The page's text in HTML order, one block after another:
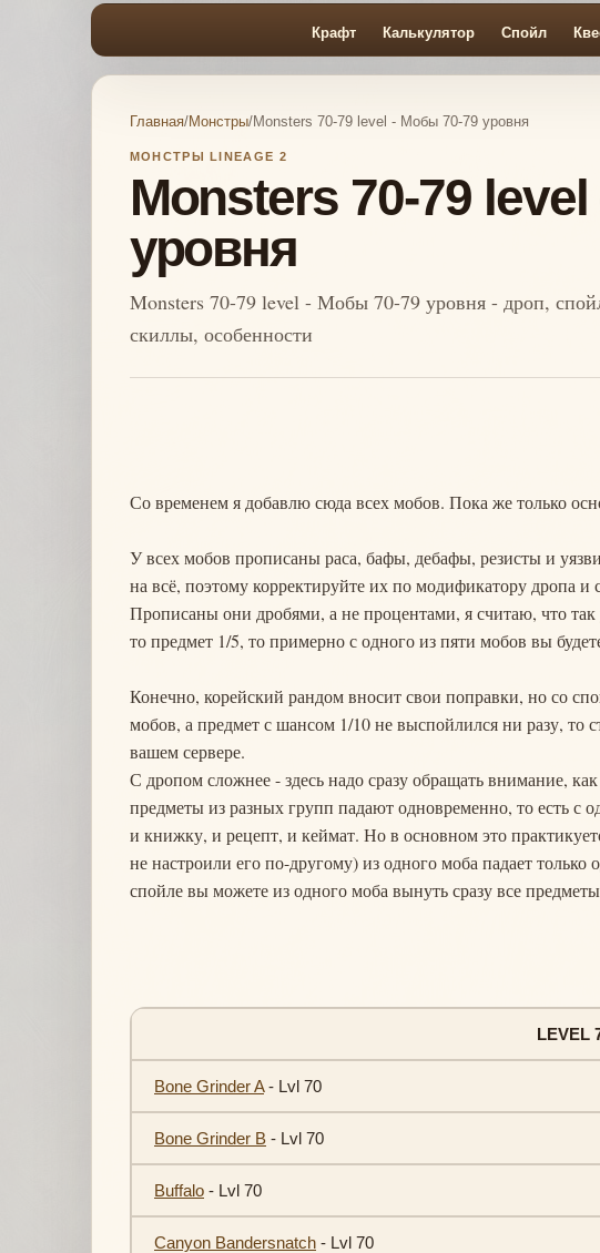
Крафт Калькулятор Спойл
Главная/Монстры/Monsters 70-79 level - Мобы 70-79 уровня
МОНСТРЫ LINEAGE 2
Monsters 70-79
уровня
Monsters 70-79 level - Мобы 70-79 уровня - дроп,
скиллы, особенности
Со временем я добавлю сюда всех мобов. Пока же только
У всех мобов прописаны раса, бафы, дебафы, резисты и
на всё, поэтому корректируйте их по модификатору дропа и
Прописаны они дробями, а не процентами, я считаю, что
то предмет 1/5, то примерно с одного из пяти мобов вы
Конечно, корейский рандом вносит свои поправки, но со
мобов, а предмет с шансом 1/10 не выспойлился ни разу, то
вашем сервере.
С дропом сложнее - здесь надо сразу обращать внимание,
предметы из разных групп падают одновременно, то есть с
и книжку, и рецепт, и кеймат. Но в основном это
не настроили его по-другому) из одного моба падает
спойле вы можете из одного моба вынуть сразу все
LEVEL
Bone Grinder A- Lvl 70
Bone Grinder B - Lvl 70
Buffalo - Lvl 70
Canyon Bandersnatch - Lvl 70